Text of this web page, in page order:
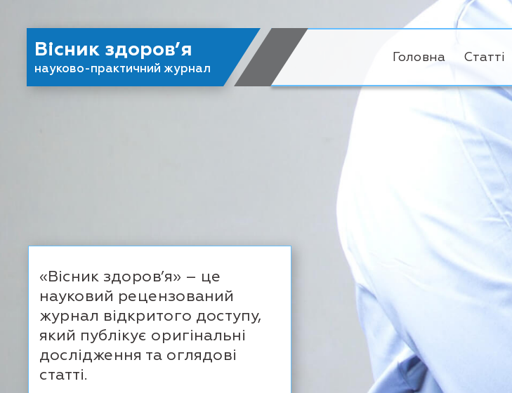
Вісник здоров’я
науково-практичний журнал
Головна Статті
«Вісник здоров’я» – це
науковий рецензований
журнал відкритого доступу,
який публікує оригінальні
дослідження та оглядові
статті.